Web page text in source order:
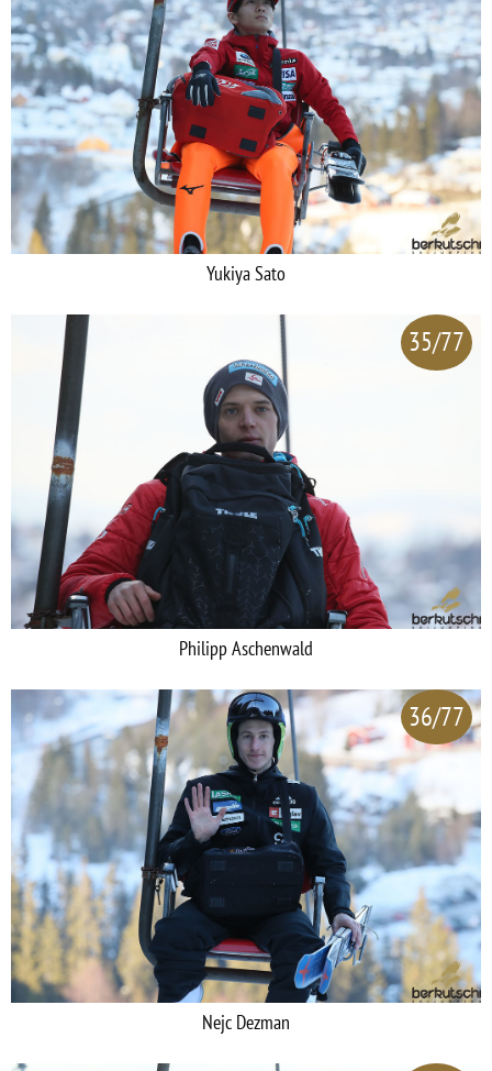
Yukiya Sato
35/77
Philipp Aschenwald
36/77
Nejc Dezman